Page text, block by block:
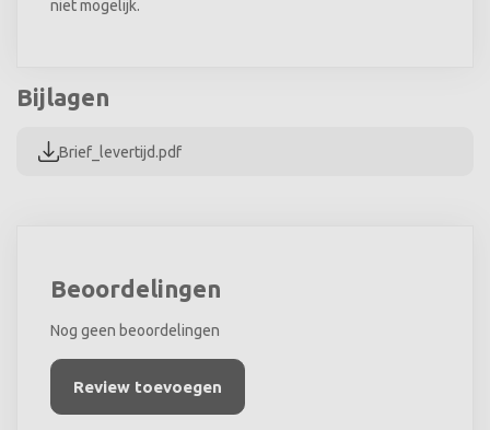
niet mogelijk.
Bijlagen
Brief_levertijd.pdf
Beoordelingen
Nog geen beoordelingen
Review toevoegen